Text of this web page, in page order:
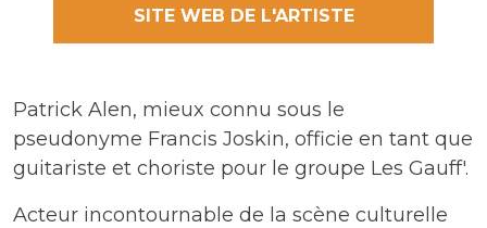
SITE WEB DE L'ARTISTE
Patrick Alen, mieux connu sous le
pseudonyme Francis Joskin, officie en tant que
guitariste et choriste pour le groupe Les Gauff'.
Acteur incontournable de la scène culturelle